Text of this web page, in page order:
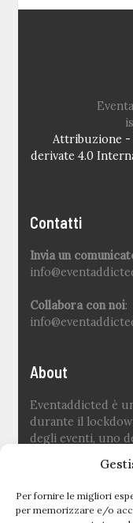
Per fornire le migliori
per memorizzare e/o
Attribuzione -
derivate 4.0
Contatti
Invia un
Collabora con noi:
About
Eventaddicted è
durante il
degli eventi, uno
Ideato e fondato da